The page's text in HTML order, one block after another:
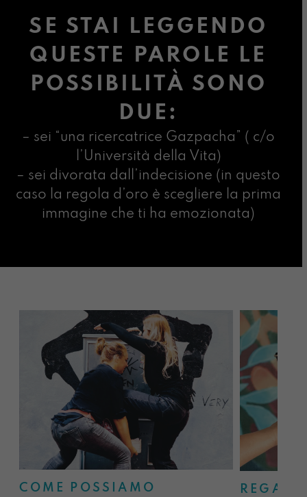
SE STAI LEGGENDO
QUESTE PAROLE LE
POSSIBILITÀ SONO
DUE:
– sei “una ricercatrice Gazpacha” ( c/o
l’Università della Vita)
– sei divorata dall’indecisione (in questo
caso la regola d’oro è scegliere la prima
immagine che ti ha emozionata)
COME POSSIAMO